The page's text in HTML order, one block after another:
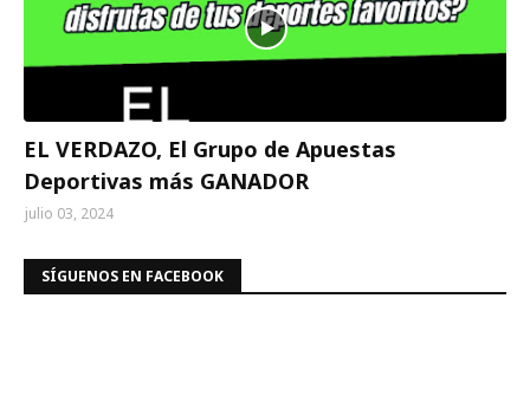
EL VERDAZO, El Grupo de Apuestas
Deportivas más GANADOR
julio 03, 2024
SÍGUENOS EN FACEBOOK